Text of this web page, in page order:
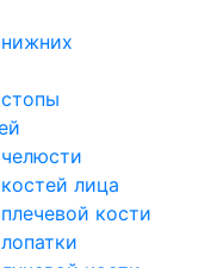
нижних
лица
кости